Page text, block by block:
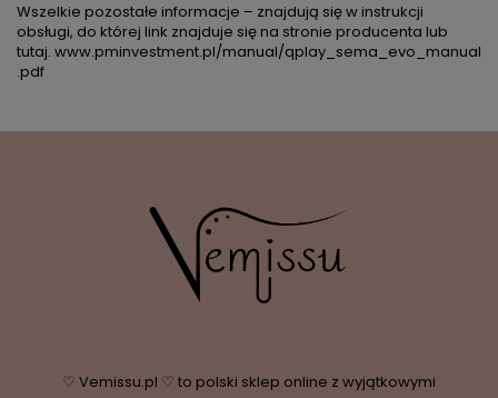
Wszelkie pozostałe informacje – znajdują się w instrukcji
obsługi, do której link znajduje się na stronie producenta lub
tutaj. www.pminvestment.pl/manual/qplay_sema_evo_manual
.pdf
♡ Vemissu.pl ♡ to polski sklep online z wyjątkowymi